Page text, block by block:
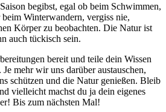
begibst, egal ob beim Schwimmen,
Winterwandern, vergiss nie,
Körper zu beobachten. Die Natur⁣ ist
auch tückisch sein.
bereit und teile‍ dein Wissen
mehr wir uns darüber austauschen,
schützen ​und die Natur genießen. Bleib
⁣vielleicht machst du ja dein eigenes
Bis zum ‌nächsten⁤ Mal!